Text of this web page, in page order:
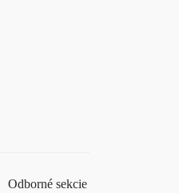
Odborné sekcie